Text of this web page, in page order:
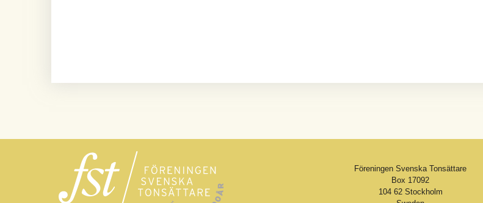
Föreningen Svenska Tonsättare
Box 17092
104 62 Stockholm